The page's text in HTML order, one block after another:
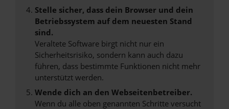
Stelle sicher, dass dein Browser und dein
Betriebssystem auf dem neuesten Stand
sind.
Veraltete Software birgt nicht nur ein
Sicherheitsrisiko, sondern kann auch dazu
führen, dass bestimmte Funktionen nicht mehr
unterstützt werden.
Wende dich an den Webseitenbetreiber.
Wenn du alle oben genannten Schritte versucht